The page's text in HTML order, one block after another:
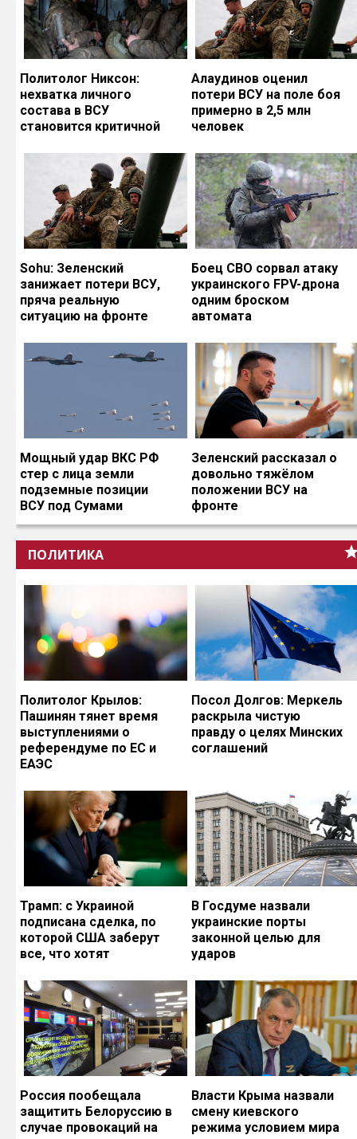
Политолог Никсон:
нехватка личного
состава в ВСУ
становится критичной
Алаудинов оценил
потери ВСУ на поле боя
примерно в 2,5 млн
человек
Sohu: Зеленский
занижает потери ВСУ,
пряча реальную
ситуацию на фронте
Боец СВО сорвал атаку
украинского FPV-дрона
одним броском
автомата
Мощный удар ВКС РФ
стер с лица земли
подземные позиции
ВСУ под Сумами
Зеленский рассказал о
довольно тяжёлом
положении ВСУ на
фронте
ПОЛИТИКА
Политолог Крылов:
Пашинян тянет время
выступлениями о
референдуме по ЕС и
ЕАЭС
Посол Долгов: Меркель
раскрыла чистую
правду о целях Минских
соглашений
Трамп: с Украиной
подписана сделка, по
которой США заберут
все, что хотят
В Госдуме назвали
украинские порты
законной целью для
ударов
Россия пообещала
защитить Белоруссию в
случае провокаций на
Власти Крыма назвали
смену киевского
режима условием мира